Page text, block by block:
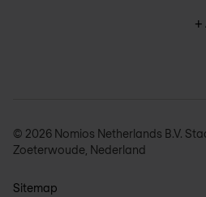
+
© 2026 Nomios Netherlands B.V.
Zoeterwoude, Nederland
Sitemap